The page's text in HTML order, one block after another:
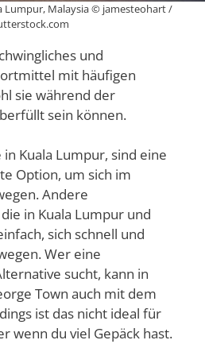
Lumpur, Malaysia © jamesteohart /
und
mit häufigen
sie während der
sein können.
Kuala Lumpur, sind eine
Option, um sich im
Andere
in Kuala Lumpur und
sich schnell und
Wer eine
sucht, kann in
Town auch mit dem
ist das nicht ideal für
wenn du viel Gepäck hast.